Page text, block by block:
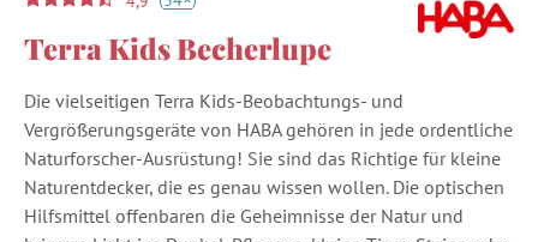
Terra Kids Becherlupe
Die vielseitigen Terra Kids-Beobachtungs- und
Vergrößerungsgeräte von HABA gehören in jede ordentliche
Naturforscher-Ausrüstung! Sie sind das Richtige für kleine
Naturentdecker, die es genau wissen wollen. Die optischen
Hilfsmittel offenbaren die Geheimnisse der Natur und